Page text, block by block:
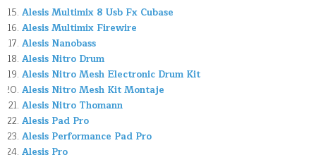
Alesis Multimix 8 Usb Fx Cubase
Alesis Multimix Firewire
Alesis Nanobass
Alesis Nitro Drum
Alesis Nitro Mesh Electronic Drum Kit
Alesis Nitro Mesh Kit Montaje
Alesis Nitro Thomann
Alesis Pad Pro
Alesis Performance Pad Pro
Alesis Pro